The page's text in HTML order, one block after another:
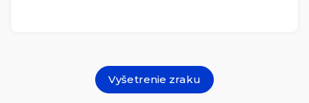
Vyšetrenie zraku